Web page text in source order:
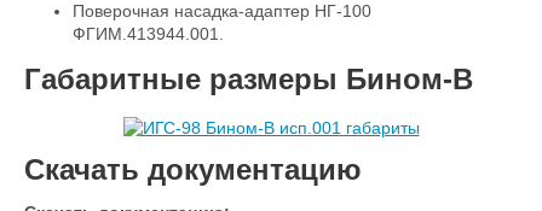
Поверочная насадка-адаптер НГ-100
ФГИМ.413944.001.
Габаритные размеры Бином-В
Скачать документацию